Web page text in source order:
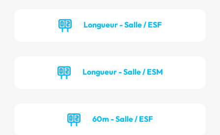
Longueur - Salle / ESF
Longueur - Salle / ESM
60m - Salle / ESF